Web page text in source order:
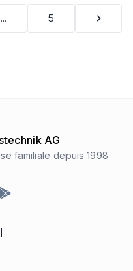
... 5
AG
familiale depuis 1998
Google Play Store